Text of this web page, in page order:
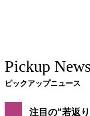
Pickup News
ピックアップニュース
注目の“若返